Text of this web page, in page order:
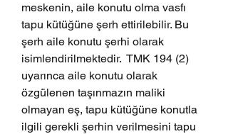
meskenin, aile konutu olma vasfı
tapu kütüğüne şerh ettirilebilir. Bu
şerh aile konutu şerhi olarak
isimlendirilmektedir.  TMK 194 (2)
uyarınca aile konutu olarak
özgülenen taşınmazın maliki
olmayan eş, tapu kütüğüne konutla
ilgili gerekli şerhin verilmesini tapu